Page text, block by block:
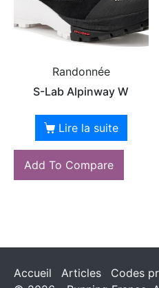
Randonnée
S-Lab Alpinway W
Lire la suite
Add To Compare
Accueil Articles
Codes